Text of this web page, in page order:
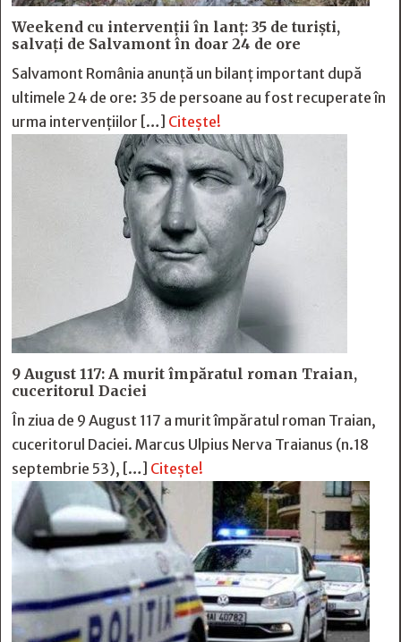
Weekend cu intervenții în lanț: 35 de turiști,
salvați de Salvamont în doar 24 de ore
Salvamont România anunță un bilanț important după
ultimele 24 de ore: 35 de persoane au fost recuperate în
urma intervențiilor […] Citește!
9 August 117: A murit împăratul roman Traian,
cuceritorul Daciei
În ziua de 9 August 117 a murit împăratul roman Traian,
cuceritorul Daciei. Marcus Ulpius Nerva Traianus (n.18
septembrie 53), […] Citește!